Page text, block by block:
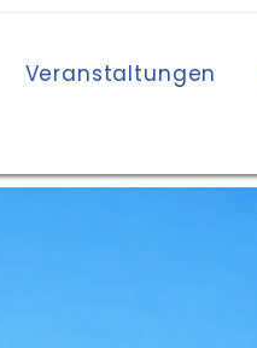
Veranstaltungen